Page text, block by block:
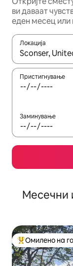
ви даваат
еден месец или
Локација
Кога
Пристигнување
Заминување
Месечни
Меѓу
Омилено на